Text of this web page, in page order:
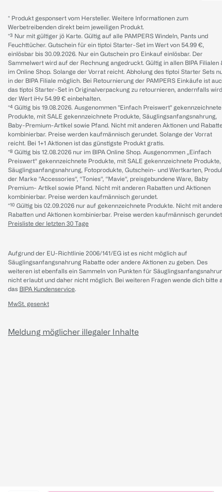
* Produkt gesponsert vom Hersteller. Weitere Informationen zum
Werbetreibenden direkt beim jeweiligen Produkt.
*³ Nur mit gültiger jö Karte. Gültig auf alle PAMPERS Windeln, Pants und
Feuchttücher. Gutschein für ein tiptoi Starter-Set im Wert von 54.99 €,
einlösbar bis 30.09.2026. Nur ein Gutschein pro Einkauf einlösbar. Der
Sammelwert wird auf der Rechnung angedruckt. Gültig in allen BIPA Filialen
im Online Shop. Solange der Vorrat reicht. Abholung des tiptoi Starter Sets
in der BIPA Filiale möglich. Bei Retournierung der PAMPERS Einkäufe ist
das tiptoi Starter-Set in Originalverpackung zu retournieren, andernfalls wird
der Wert iHv 54.99 € einbehalten.
*⁴ Gültig bis 19.08.2026. Ausgenommen "Einfach Preiswert" gekennzeichnete
Produkte, mit SALE gekennzeichnete Produkte, Säuglingsanfangsnahrung,
Baby-Premium-Artikel sowie Pfand. Nicht mit anderen Aktionen und
kombinierbar. Preise werden kaufmännisch gerundet. Solange der Vorrat
reicht. Bei 1+1 Aktionen ist das günstigste Produkt gratis.
*⁸ Gültig bis 12.08.2026 nur im BIPA Online Shop. Ausgenommen „Einfach
Preiswert“ gekennzeichnete Produkte, mit SALE gekennzeichnete Produkte,
Säuglingsanfangsnahrung, Fotoprodukte, Gutschein- und Wertkarten,
der Marke “Accessories“, “Tonies“, “Mavie“, preisgebundene Ware, Baby
Premium- Artikel sowie Pfand. Nicht mit anderen Rabatten und Aktionen
kombinierbar. Preise werden kaufmännisch gerundet.
*¹⁰ Gültig bis 02.09.2026 nur auf gekennzeichnete Produkte. Nicht mit
Rabatten und Aktionen kombinierbar. Preise werden kaufmännisch
Preisliste der letzten 30 Tage
Aufgrund der EU-Richtlinie 2006/141/EG ist es nicht möglich auf
Säuglingsanfangsnahrung Rabatte oder andere Aktionen zu geben. Des
weiteren ist ebenfalls ein Sammeln von Punkten für
nicht erlaubt und daher nicht möglich. Bei weiteren Fragen wende dich bitte
das BIPA Kundenservice.
MwSt. gesenkt
Meldung möglicher illegaler Inhalte